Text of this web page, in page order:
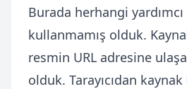
Burada herhangi
kullanmamış olduk.
resmin URL adresine
olduk. Tarayıcıdan